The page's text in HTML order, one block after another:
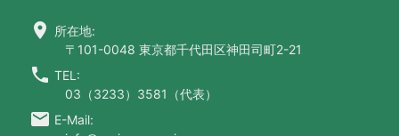
location_on 所在地:
〒101-0048 東京都千代田区神田司町2-21
call TEL:
03（3233）3581（代表）
email E-Mail: